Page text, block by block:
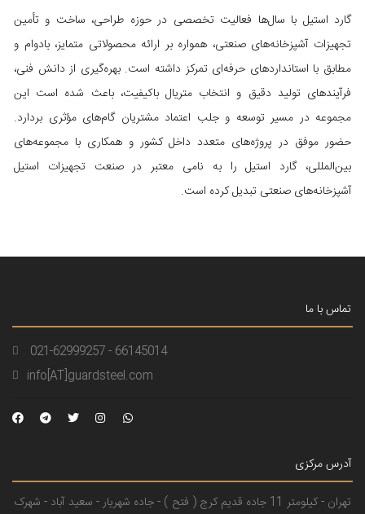
گارد استیل با سال‌ها فعالیت تخصصی در حوزه طراحی، ساخت و تأمین
تجهیزات آشپزخانه‌های صنعتی، همواره بر ارائه محصولاتی متمایز، بادوام و
مطابق با استانداردهای حرفه‌ای تمرکز داشته است. بهره‌گیری از دانش فنی،
فرآیندهای تولید دقیق و انتخاب متریال باکیفیت، باعث شده است این
مجموعه در مسیر توسعه و جلب اعتماد مشتریان گام‌های مؤثری بردارد.
حضور موفق در پروژه‌های متعدد داخل کشور و همکاری با مجموعه‌های
بین‌المللی، گارد استیل را به نامی معتبر در صنعت تجهیزات استیل
آشپزخانه‌های صنعتی تبدیل کرده است.
تماس با ما
021-62999257 - 66145014
info[AT]guardsteel.com
آدرس مرکزی
تهران - کیلومتر 11 جاده قدیم کرج ( فتح ) - جاده شهریار - سعید آباد - شهرک